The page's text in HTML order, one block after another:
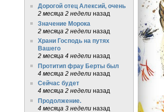
Дорогой отец Алексий, очень
2 месяца 2 неделиназад
Значение Морока
2 месяца 2 неделиназад
Храни Господь на путях
Вашего
2 месяца 4 неделиназад
Протитип фрау Берты был
4 месяца 2 неделиназад
Сейчас будет
4 месяца 2 неделиназад
Продолжение.
4 месяца 3 неделиназад